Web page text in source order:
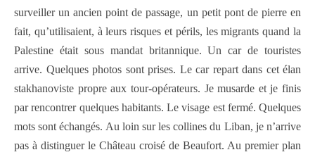
surveiller un ancien point de passage, un petit pont de pierre en
fait, qu’utilisaient, à leurs risques et périls, les migrants quand la
Palestine était sous mandat britannique. Un car de touristes
arrive. Quelques photos sont prises. Le car repart dans cet élan
stakhanoviste propre aux tour-opérateurs. Je musarde et je finis
par rencontrer quelques habitants. Le visage est fermé. Quelques
mots sont échangés. Au loin sur les collines du Liban, je n’arrive
pas à distinguer le Château croisé de Beaufort. Au premier plan